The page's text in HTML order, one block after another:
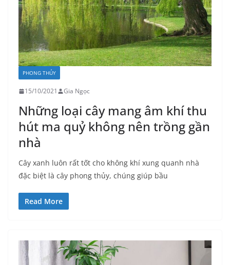
PHONG THỦY
15/10/2021 Gia Ngọc
Những loại cây mang âm khí thu
hút ma quỷ không nên trồng gần
nhà
Cây xanh luôn rất tốt cho không khí xung quanh nhà
đặc biệt là cây phong thủy, chúng giúp bầu
Read More